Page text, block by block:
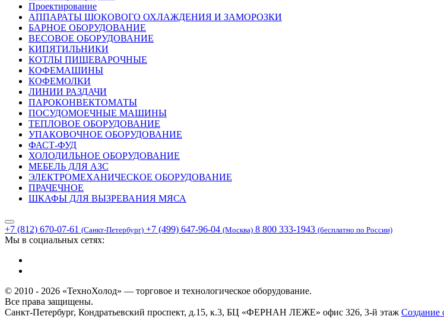
Проектирование
АППАРАТЫ ШОКОВОГО ОХЛАЖДЕНИЯ И ЗАМОРОЗКИ
БАРНОЕ ОБОРУДОВАНИЕ
ВЕСОВОЕ ОБОРУДОВАНИЕ
КИПЯТИЛЬНИКИ
КОТЛЫ ПИЩЕВАРОЧНЫЕ
КОФЕМАШИНЫ
КОФЕМОЛКИ
ЛИНИИ РАЗДАЧИ
ПАРОКОНВЕКТОМАТЫ
ПОСУДОМОЕЧНЫЕ МАШИНЫ
ТЕПЛОВОЕ ОБОРУДОВАНИЕ
УПАКОВОЧНОЕ ОБОРУДОВАНИЕ
ФАСТ-ФУД
ХОЛОДИЛЬНОЕ ОБОРУДОВАНИЕ
МЕБЕЛЬ ДЛЯ АЗС
ЭЛЕКТРОМЕХАНИЧЕСКОЕ ОБОРУДОВАНИЕ
ПРАЧЕЧНОЕ
ШКАФЫ ДЛЯ ВЫЗРЕВАНИЯ МЯСА
+7 (812) 670-07-61 (Санкт-Петербург) +7 (499) 647-96-04 (Москва) 8 800 333-1943 (бесплатно по России)
Мы в социальных сетях:
© 2010 - 2026 «ТехноХолод» — торговое и технологическое оборудование.
Все права защищены.
Санкт-Петербург, Кондратьевский проспект, д.15, к.3, БЦ «ФЕРНАН ЛЕЖЕ» офис 326, 3-й этаж Создание